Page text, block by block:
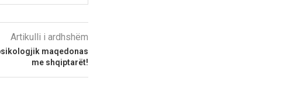
Artikulli i ardhshëm
maqedonas
me shqiptarët!